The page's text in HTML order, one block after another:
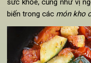
Lấy một chiếc
đến khi bơ gần
ít hạt tiêu và
nấu rồi tắt lửa.
Cho tất cả